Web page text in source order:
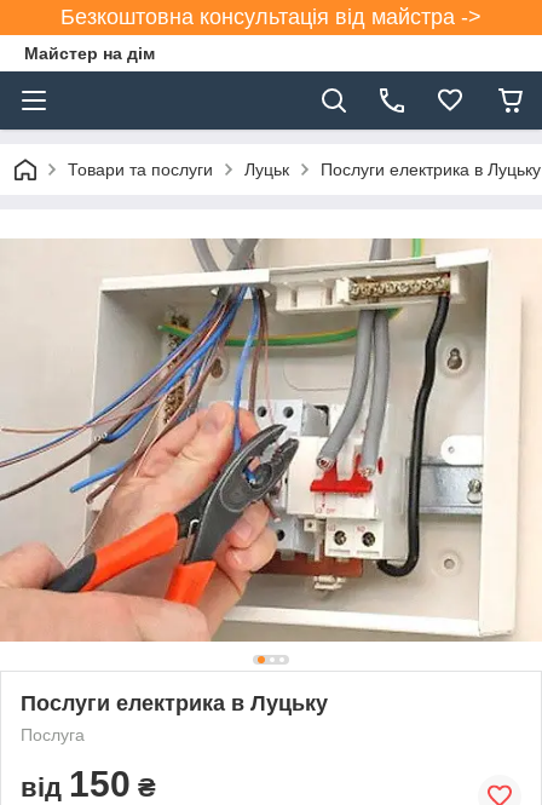
Безкоштовна консультація від майстра ->
Майстер на дім
Товари та послуги Луцьк Послуги електрика в Луцьку
Послуги електрика в Луцьку
Послуга
від 150 ₴